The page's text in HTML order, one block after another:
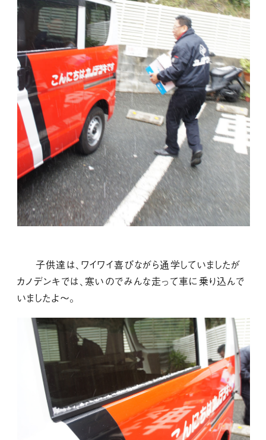
子供達は、ワイワイ喜びながら通学していましたが
カノデンキでは、寒いのでみんな走って車に乗り込んで
いましたよ～。